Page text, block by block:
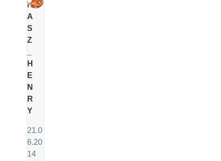
N
A
S
Z
H
E
N
R
Y
21.0
6.20
14